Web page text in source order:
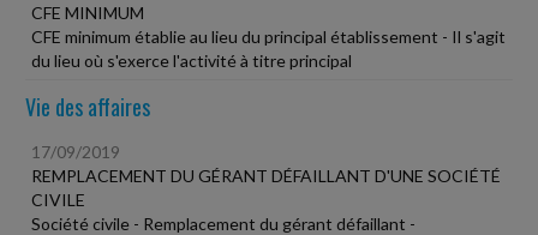
CFE MINIMUM
CFE minimum établie au lieu du principal établissement - Il s'agit
du lieu où s'exerce l'activité à titre principal
Vie des affaires
17/09/2019
REMPLACEMENT DU GÉRANT DÉFAILLANT D'UNE SOCIÉTÉ
CIVILE
Société civile - Remplacement du gérant défaillant -